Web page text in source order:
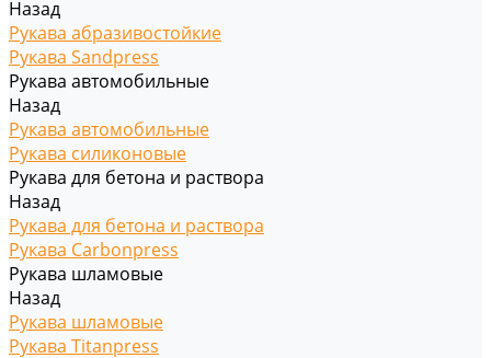
Назад
Рукава абразивостойкие
Рукава Sandpress
Рукава автомобильные
Назад
Рукава автомобильные
Рукава силиконовые
Рукава для бетона и раствора
Назад
Рукава для бетона и раствора
Рукава Carbonpress
Рукава шламовые
Назад
Рукава шламовые
Рукава Titanpress